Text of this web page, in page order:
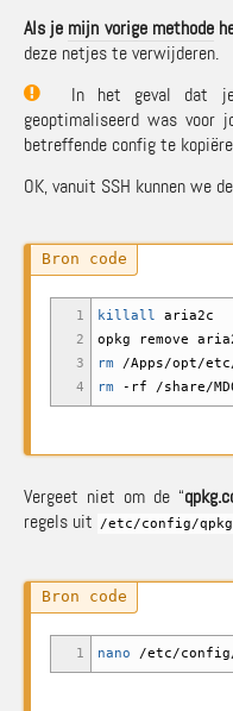
Als je mijn vorige methode
deze netjes te verwijderen.
In het geval dat
geoptimaliseerd was voor
betreffende config te
OK, vanuit SSH kunnen we
1
2
3
4
killall aria2c
opkg remove
rm
/Apps/opt/etc
rm
-rf /share/
Vergeet niet om de “
regels uit
/etc/config/
1 nano /etc/config